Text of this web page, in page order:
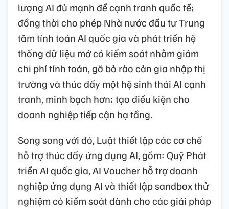
lượng AI đủ mạnh để cạnh tranh quốc tế;
đồng thời cho phép Nhà nước đầu tư Trung
tâm tính toán AI quốc gia và phát triển hệ
thống dữ liệu mở có kiểm soát nhằm giảm
chi phí tính toán, gỡ bỏ rào cản gia nhập thị
trường và thúc đẩy một hệ sinh thái AI cạnh
tranh, minh bạch hơn; tạo điều kiện cho
doanh nghiệp tiếp cận hạ tầng.
Song song với đó, Luật thiết lập các cơ chế
hỗ trợ thúc đẩy ứng dụng AI, gồm: Quỹ Phát
triển AI quốc gia, AI Voucher hỗ trợ doanh
nghiệp ứng dụng AI và thiết lập sandbox thử
nghiệm có kiểm soát dành cho các giải pháp